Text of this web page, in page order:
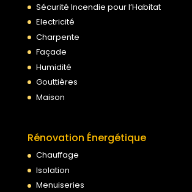
Sécurité Incendie pour l’Habitat
Electricité
Charpente
Façade
Humidité
Gouttières
Maison
Rénovation Énergétique
Chauffage
Isolation
Menuiseries